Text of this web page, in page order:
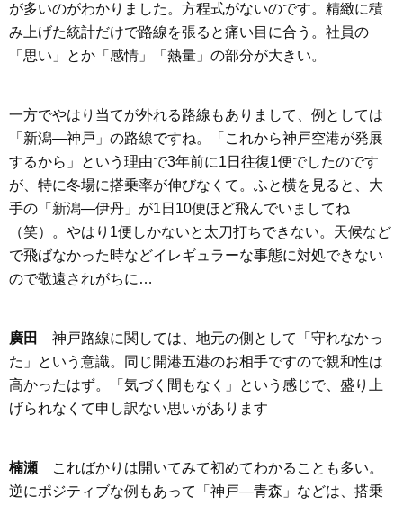
が多いのがわかりました。方程式がないのです。精緻に積
み上げた統計だけで路線を張ると痛い目に合う。社員の
「思い」とか「感情」「熱量」の部分が大きい。
一方でやはり当てが外れる路線もありまして、例としては
「新潟―神戸」の路線ですね。「これから神戸空港が発展
するから」という理由で3年前に1日往復1便でしたのです
が、特に冬場に搭乗率が伸びなくて。ふと横を見ると、大
手の「新潟―伊丹」が1日10便ほど飛んでいましてね
（笑）。やはり1便しかないと太刀打ちできない。天候など
で飛ばなかった時などイレギュラーな事態に対処できない
ので敬遠されがちに…
廣田
神戸路線に関しては、地元の側として「守れなかっ
た」という意識。同じ開港五港のお相手ですので親和性は
高かったはず。「気づく間もなく」という感じで、盛り上
げられなくて申し訳ない思いがあります
楠瀬 こればかりは開いてみて初めてわかることも多い。
逆にポジティブな例もあって「神戸―青森」などは、搭乗